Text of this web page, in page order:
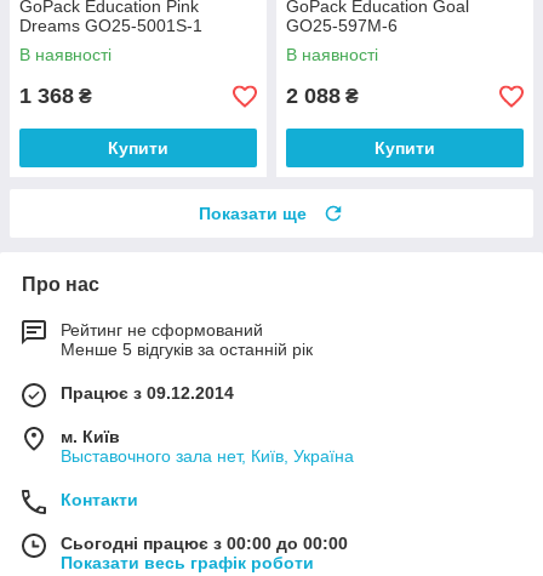
GoPack Education Pink
Dreams GO25-5001S-1
В наявності
1 368 ₴
Купити
GoPack Education Goal
GO25-597M-6
В наявності
2 088 ₴
Купити
Показати ще
Про нас
Рейтинг не сформований
Менше 5 відгуків за останній рік
Працює з 09.12.2014
м. Київ
Выставочного зала нет, Київ, Україна
Контакти
Сьогодні працює з 00:00 до 00:00
Показати весь графік роботи